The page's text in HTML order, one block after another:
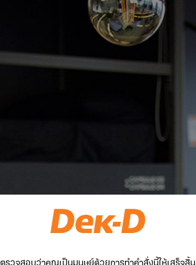
ตรวจสอบว่าคุณเป็นมนุษย์ด้วยการทำคำสั่งนี้ให้เสร็จสิ้น